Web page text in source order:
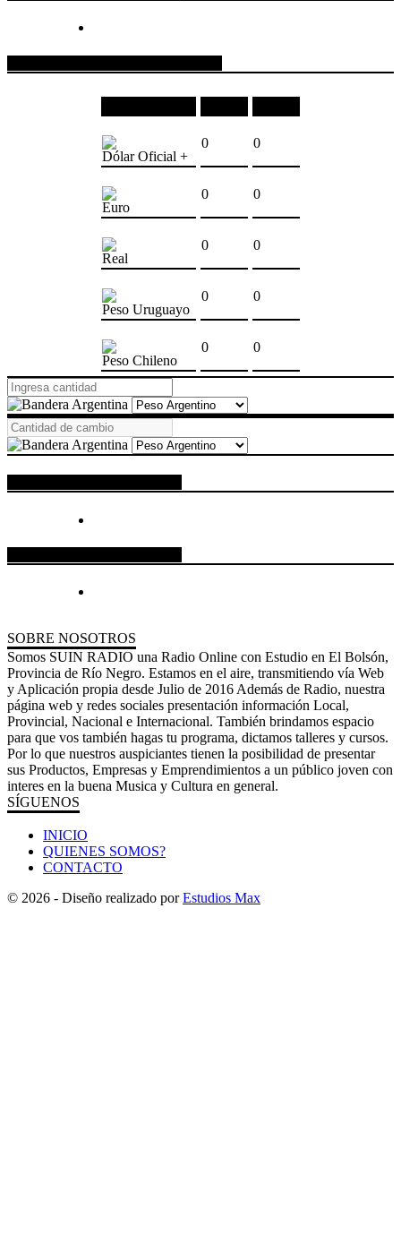
Dólar Oficial +
0 0
Euro
0 0
Real
0 0
Peso Uruguayo
0 0
Peso Chileno
0 0
SOBRE NOSOTROS
Somos SUIN RADIO una Radio Online con Estudio en El Bolsón,
Provincia de Río Negro. Estamos en el aire, transmitiendo vía Web
y Aplicación propia desde Julio de 2016 Además de Radio, nuestra
página web y redes sociales presentación información Local,
Provincial, Nacional e Internacional. También brindamos espacio
para que vos también hagas tu programa, dictamos talleres y cursos.
Por lo que nuestros auspiciantes tienen la posibilidad de presentar
sus Productos, Empresas y Emprendimientos a un público joven con
interes en la buena Musica y Cultura en general.
SÍGUENOS
INICIO
QUIENES SOMOS?
CONTACTO
© 2026 - Diseño realizado porEstudios Max